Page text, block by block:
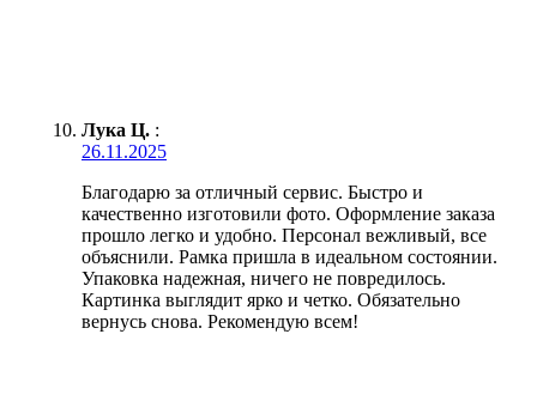
Лука Ц. :
26.11.2025
Благодарю за отличный сервис. Быстро и
качественно изготовили фото. Оформление заказа
прошло легко и удобно. Персонал вежливый, все
объяснили. Рамка пришла в идеальном состоянии.
Упаковка надежная, ничего не повредилось.
Картинка выглядит ярко и четко. Обязательно
вернусь снова. Рекомендую всем!